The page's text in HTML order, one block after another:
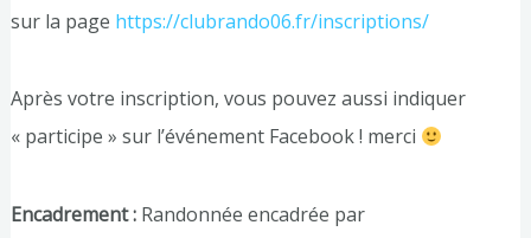
sur la page https://clubrando06.fr/inscriptions/
Après votre inscription, vous pouvez aussi indiquer
« participe » sur l’événement Facebook ! merci
Encadrement :Randonnée encadrée par